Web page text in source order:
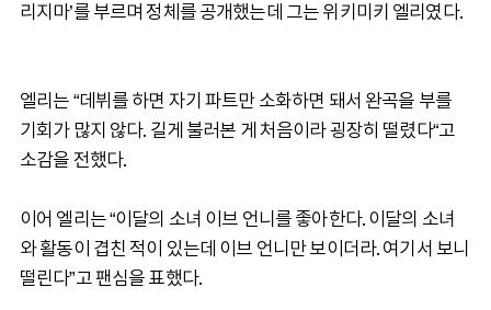
리지마’를 부르며 정체를 공개했는데 그는 위키미키 엘리였다.
엘리는 “데뷔를 하면 자기 파트만 소화하면 돼서 완곡을 부를
기회가 많지 않다. 길게 불러본 게 처음이라 굉장히 떨렸다“고
소감을 전했다.
이어 엘리는 “이달의 소녀 이브 언니를 좋아한다. 이달의 소녀
와 활동이 겹친 적이 있는데 이브 언니만 보이더라. 여기서 보니
떨린다”고 팬심을 표했다.